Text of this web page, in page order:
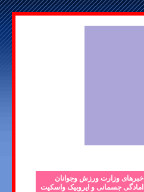
خبرهای وزارت ورزش وجوانان
امادگی جسمانی و ایروبیک واسکیت